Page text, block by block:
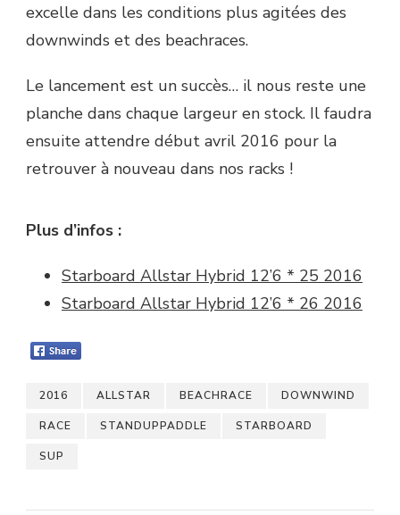
excelle dans les conditions plus agitées des
downwinds et des beachraces.
Le lancement est un succès… il nous reste une
planche dans chaque largeur en stock. Il faudra
ensuite attendre début avril 2016 pour la
retrouver à nouveau dans nos racks !
Plus d’infos :
Starboard Allstar Hybrid 12’6 * 25 2016
Starboard Allstar Hybrid 12’6 * 26 2016
2016 ALLSTAR BEACHRACE DOWNWIND
RACE STANDUPPADDLE STARBOARD
SUP